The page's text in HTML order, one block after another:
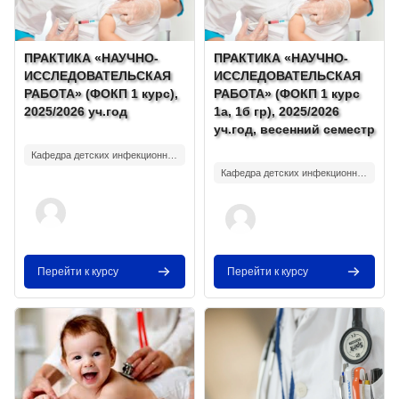
Изображение курса
Название курса
ПРАКТИКА «НАУЧНО-
ИССЛЕДОВАТЕЛЬСКАЯ
РАБОТА» (ФОКП 1 курс),
2025/2026 уч.год
Перейти к курсу
Изображение курса
Название курса
ПРАКТИКА «НАУЧНО-
ИССЛЕДОВАТЕЛЬСКАЯ
РАБОТА» (ФОКП 1 курс
1а, 1б гр), 2025/2026
уч.год, весенний семестр
Перейти к курсу
Изображение курса" Инфекционные болезни у детей (ПФ 5 курс
Изображение курса"